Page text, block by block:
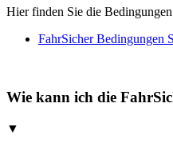
Hier finden Sie die
FahrSicher Bedingungen
Wie kann ich die
▼